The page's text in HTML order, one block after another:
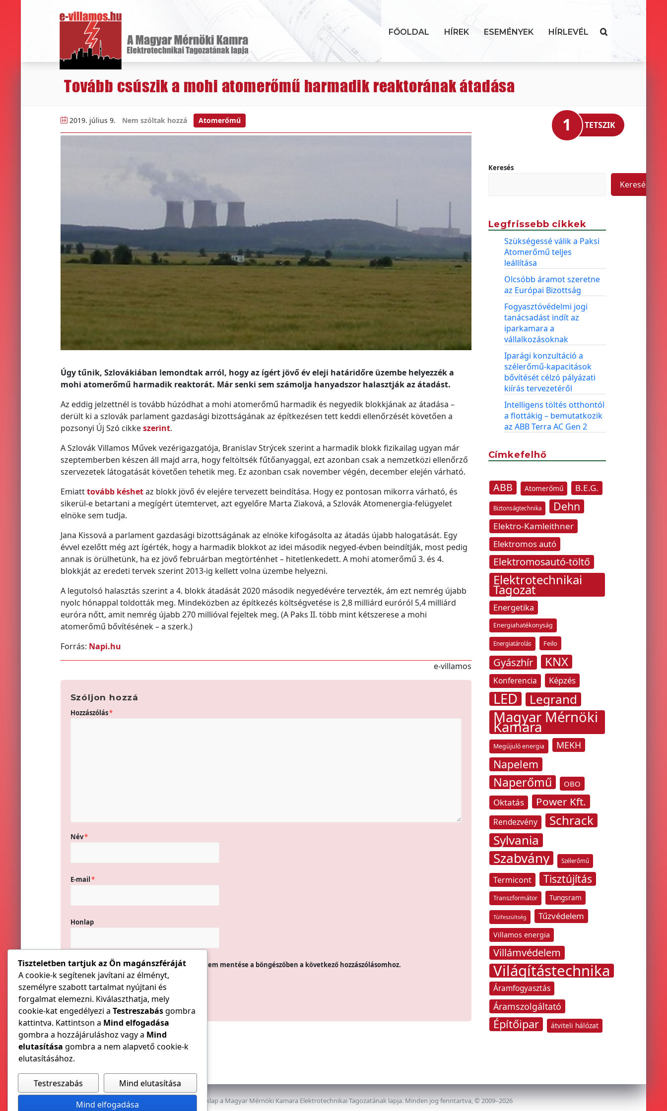
FŐOLDAL HÍREK ESEMÉNYEK HÍRLEVÉL
Tovább csúszik a mohi atomerőmű harmadik reaktorának átadása
2019. július 9. Nem szóltak hozzá Atomerőmű
Úgy tűnik, Szlovákiában lemondtak arról, hogy az ígért jövő év eleji határidőre üzembe helyezzék a
mohi atomerőmű harmadik reaktorát. Már senki sem számolja hanyadszor halasztják az átadást.
Az eddig jelzettnél is tovább húzódhat a mohi atomerőmű harmadik és negyedik blokkjának az átadása –
derült ki a szlovák parlament gazdasági bizottságának az építkezésen tett keddi ellenőrzését követően a
pozsonyi Új Szó cikkeszerint.
A Szlovák Villamos Művek vezérigazgatója, Branislav Strýcek szerint a harmadik blokk fizikailag ugyan már
szeptemberben készen áll majd arra, hogy feltöltsék fűtőanyaggal, ezt azonban csak a nemzetközi ellenőrző
szervezetek látogatását követően tehetik meg. Ez azonban csak november végén, december elején várható.
Emiatttovább késhetaz blokk jövő év elejére tervezett beindítása. Hogy ez pontosan mikorra várható, és
sikerül-e betartani a megígért ütemtervet, azt egyelőre Marta Ziaková, a Szlovák Atomenergia-felügyelet
elnöke sem tudja.
Jana Kissová a parlament gazdasági bizottságának az elnöke kifogásolta az átadás újabb halogatását. Egy
évvel ezelőtt még azt ígérték, hogy a harmadik blokkot az idei második negyed-évben beindítják, most pedig
annak is örülhetünk, ha ez jövő februárban megtörténhet – hitetlenkedett. A mohi atomerőmű 3. és 4.
blokkját az eredeti tervek szerint 2013-ig kellett volna üzembe helyezni.
A legutolsó halasztás szerint a 4. blokk átadását 2020 második negyedévére tervezték, ám ezt nemrég újabb
nyolc hónappal toldották meg. Mindeközben az építkezés költségvetése is 2,8 milliárd euróról 5,4 milliárd
euróra nőtt, amit nemrég újabb 270 millióval fejeltek meg. (A Paks II. több mint kétszerese a mohi
atomerőmű bővítésének – a szerk.)
Forrás: Napi.hu
e-villamos
Szóljon hozzá
Hozzászólás*
Név*
E-mail*
Honlap
A nevem, e-mail címem, és weboldalcímem mentése a böngészőben a következő hozzászólásomhoz.
1 TETSZIK
Keresés
Keresés
Legfrissebb cikkek
Szükségessé válik a Paksi
Atomerőmű teljes
leállítása
Olcsóbb áramot szeretne
az Európai Bizottság
Fogyasztóvédelmi jogi
tanácsadást indít az
iparkamara a
vállalkozásoknak
Iparági konzultáció a
szélerőmű-kapacitások
bővítését célzó pályázati
kiírás tervezetéről
Intelligens töltés otthontól
a flottákig – bemutatkozik
az ABB Terra AC Gen 2
Címkefelhő
ABB Atomerőmű B.E.G.
Biztonságtechnika Dehn
Elektro-Kamleithner
Elektromos autó
Elektromosautó-töltő
Elektrotechnikai
Tagozat
Energetika
Energiahatékonyság
Energiatárolás Feilo
Gyászhír KNX
Konferencia Képzés
LED Legrand
Magyar Mérnöki
Kamara
Megújuló energia MEKH
Napelem
Naperőmű OBO
Oktatás Power Kft.
Rendezvény
Schrack
Sylvania
Szabvány Szélerőmű
Termicont Tisztújítás
Transzformátor Tungsram
Túlfeszültség Tűzvédelem
Villamos energia
Villámvédelem
Világítástechnika
Áramfogyasztás
Áramszolgáltató
Építőipar átviteli hálózat
Az E-VILLAMOS szaklap a Magyar Mérnöki Kamara Elektrotechnikai Tagozatának lapja. Minden jog fenntartva, © 2009–2026
Tiszteletben tartjuk az Ön magánszféráját
A cookie-k segítenek javítani az élményt,
személyre szabott tartalmat nyújtani és
forgalmat elemezni. Kiválaszthatja, mely
cookie-kat engedélyezi a Testreszabásgombra
kattintva. Kattintson a Mind elfogadása
gombra a hozzájáruláshoz vagy a Mind
elutasítása gombra a nem alapvető cookie-k
elutasításához.
Testreszabás
Mind elutasítása
Mind elfogadása